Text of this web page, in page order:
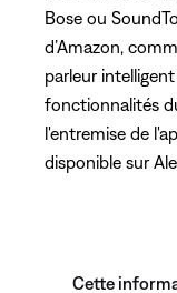
Bose ou
d’Amazon,
parleur
fonctionnalités
l'entremise de
disponible sur
Cette